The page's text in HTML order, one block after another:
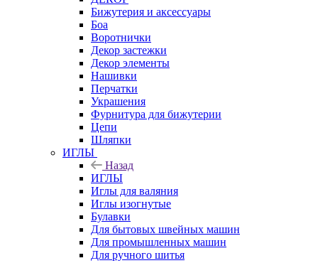
Бижутерия и аксессуары
Боа
Воротнички
Декор застежки
Декор элементы
Нашивки
Перчатки
Украшения
Фурнитура для бижутерии
Цепи
Шляпки
ИГЛЫ
Назад
ИГЛЫ
Иглы для валяния
Иглы изогнутые
Булавки
Для бытовых швейных машин
Для промышленных машин
Для ручного шитья